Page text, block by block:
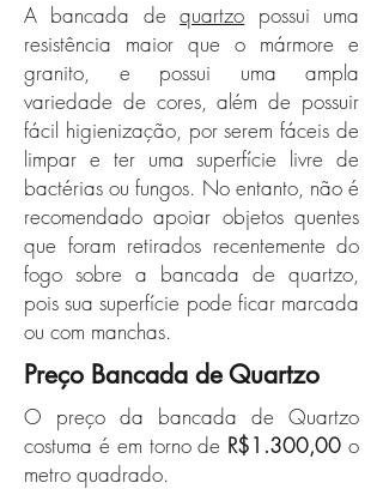
A bancada dequartzo possui uma
resistência maior que o mármore e
granito, e possui uma ampla
variedade de cores, além de possuir
fácil higienização, por serem fáceis de
limpar e ter uma superfície livre de
bactérias ou fungos. No entanto, não é
recomendado apoiar objetos quentes
que foram retirados recentemente do
fogo sobre a bancada de quartzo,
pois sua superfície pode ficar marcada
ou com manchas.
O preço da bancada de Quartzo
costuma é em torno de R$1.300,00 o
metro quadrado.
Preço Bancada de Quartzo